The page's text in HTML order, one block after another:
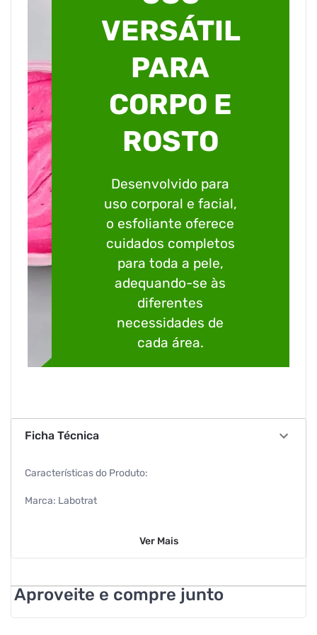
VERSÁTIL
PARA
CORPO E
ROSTO
Desenvolvido para
uso corporal e facial,
o esfoliante oferece
cuidados completos
para toda a pele,
adequando-se às
diferentes
necessidades de
cada área.
Ficha Técnica
Características do Produto:
Marca: Labotrat
Textura: Cremosa
Ver Mais
Aproveite e compre junto